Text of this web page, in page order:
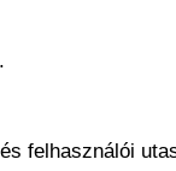
felhasználói